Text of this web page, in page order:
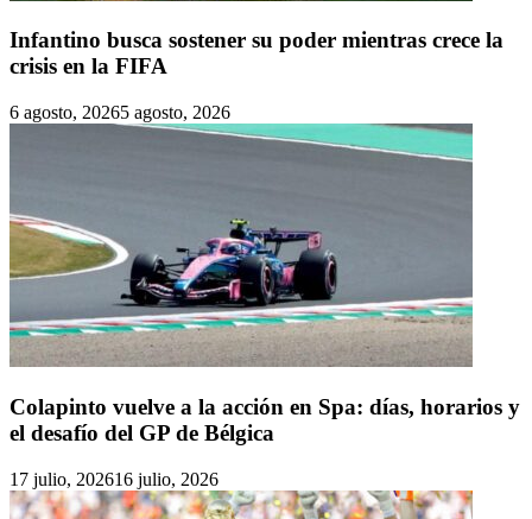
Infantino busca sostener su poder mientras crece la
crisis en la FIFA
6 agosto, 20265 agosto, 2026
Colapinto vuelve a la acción en Spa: días, horarios y
el desafío del GP de Bélgica
17 julio, 202616 julio, 2026